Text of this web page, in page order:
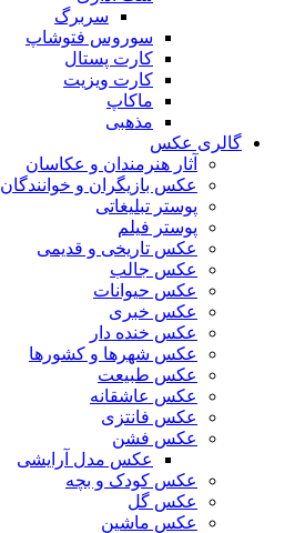
سربرگ
سوروس فتوشاپ
کارت پستال
کارت ویزیت
ماکاپ
مذهبی
گالری عکس
آثار هنرمندان و عکاسان
عکس بازیگران و خوانندگان
پوستر تبلیغاتی
پوستر فیلم
عکس تاریخی و قدیمی
عکس جالب
عکس حیوانات
عکس خبری
عکس خنده دار
عکس شهرها و کشورها
عکس طبیعت
عکس عاشقانه
عکس فانتزی
عکس فشن
عکس مدل آرایشی
عکس کودک و بچه
عکس گل
عکس ماشین